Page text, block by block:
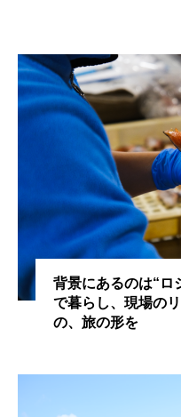
背景にあるのは“ロ
で暮らし、現場の
の、旅の形を